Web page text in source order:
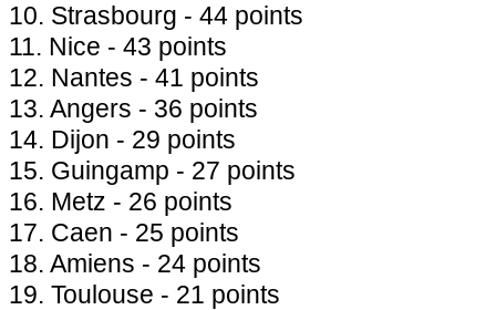
10. Strasbourg - 44 points
11. Nice - 43 points
12. Nantes - 41 points
13. Angers - 36 points
14. Dijon - 29 points
15. Guingamp - 27 points
16. Metz - 26 points
17. Caen - 25 points
18. Amiens - 24 points
19. Toulouse - 21 points